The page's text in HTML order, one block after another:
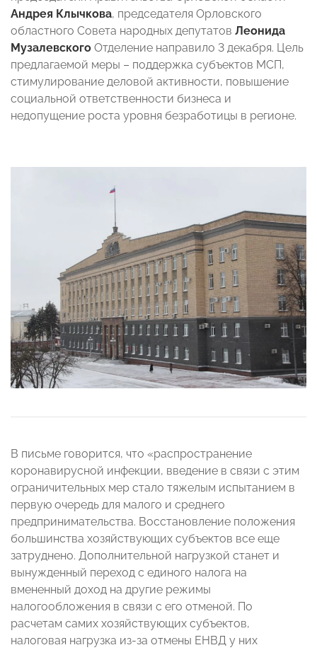
Андрея Клычкова, председателя Орловского
областного Совета народных депутатов Леонида
Музалевского Отделение направило 3 декабря. Цель
предлагаемой меры – поддержка субъектов МСП,
стимулирование деловой активности, повышение
социальной ответственности бизнеса и
недопущение роста уровня безработицы в регионе.
В письме говорится, что «распространение
коронавирусной инфекции, введение в связи с этим
ограничительных мер стало тяжелым испытанием в
первую очередь для малого и среднего
предпринимательства. Восстановление положения
большинства хозяйствующих субъектов все еще
затруднено. Дополнительной нагрузкой станет и
вынужденный переход с единого налога на
вмененный доход на другие режимы
налогообложения в связи с его отменой. По
расчетам самих хозяйствующих субъектов,
налоговая нагрузка из-за отмены ЕНВД у них